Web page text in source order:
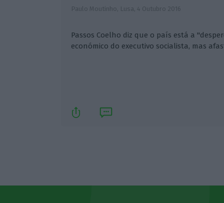
Paulo Moutinho, Lusa, 4 Outubro 2016
Passos Coelho diz que o país está a
económico do executivo socialista, mas